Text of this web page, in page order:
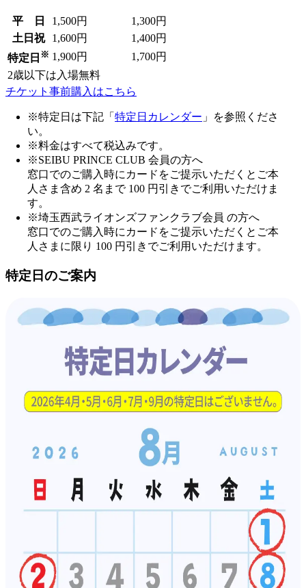
平 日 1,500円
1,300円
土日祝
1,600円
1,400円
特定日 ※ 1,900円
1,700円
2歳以下は入場無料
チケット事前購入はこちら
※特定日は下記「 特定日カレンダー 」を参照くださ
い。
※料金はすべて税込みです。
※SEIBU PRINCE CLUB 会員の方へ
窓口でのご購入時にカードをご提示いただくとご本
人さま含め 2 名まで 100 円引きでご利用いただけま
す。
※埼玉西武ライオンズファンクラブ会員 の方へ
窓口でのご購入時にカードをご提示いただくとご本
人さまに限り 100 円引きでご利用いただけます。
特定日のご案内